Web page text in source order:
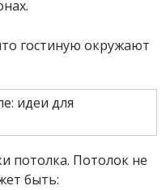
гостиную окружают
потолка. Потолок не
быть: